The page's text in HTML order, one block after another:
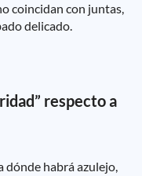
coincidan con juntas,
delicado.
respecto a
dónde habrá azulejo,